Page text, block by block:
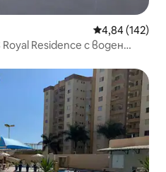
Средна
4,84 (142)
Residence с воден